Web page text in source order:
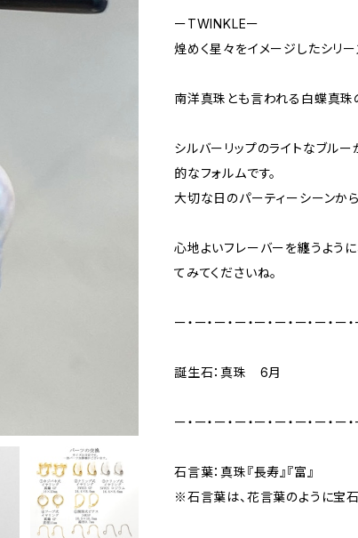
ーTWINKLEー
煌めく星々をイメージしたシリー
南洋真珠とも言われる白蝶真珠
シルバーリップのライトなブル
的なフォルムです。
大切な日のパーティーシーンか
心地よいフレーバーを纏うように
てみてくださいね。
ー・ー・ー・ー・ー・ー・ー・ー・ー
誕生石：真珠 6月
ー・ー・ー・ー・ー・ー・ー・ー・ー
石言葉：真珠『長寿』『富』
※石言葉は、花言葉のように宝